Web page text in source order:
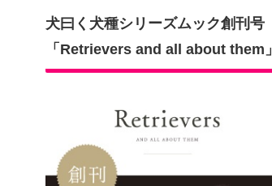
犬曰く犬種シリーズムック創刊号
「Retrievers and all about them」